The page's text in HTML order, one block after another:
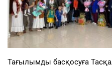
Тағылымды басқосуға